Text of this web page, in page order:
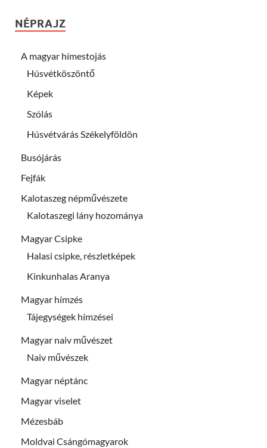
NÉPRAJZ
A magyar hímestojás
Húsvétköszöntő
Képek
Szólás
Húsvétvárás Székelyföldön
Busójárás
Fejfák
Kalotaszeg népművészete
Kalotaszegi lány hozománya
Magyar Csipke
Halasi csipke, részletképek
Kinkunhalas Aranya
Magyar hímzés
Tájegységek hímzései
Magyar naiv művészet
Naiv művészek
Magyar néptánc
Magyar viselet
Mézesbáb
Moldvai Csángómagyarok